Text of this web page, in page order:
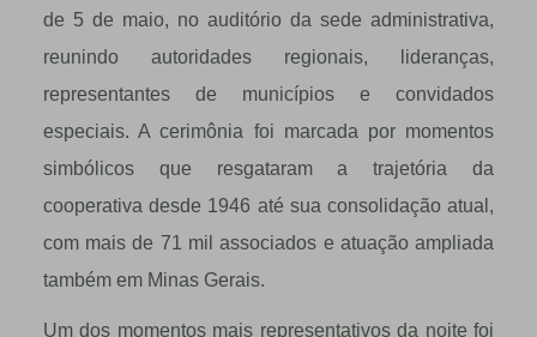
de 5 de maio, no auditório da sede administrativa,
reunindo autoridades regionais, lideranças,
representantes de municípios e convidados
especiais. A cerimônia foi marcada por momentos
simbólicos que resgataram a trajetória da
cooperativa desde 1946 até sua consolidação atual,
com mais de 71 mil associados e atuação ampliada
também em Minas Gerais.
Um dos momentos mais representativos da noite foi